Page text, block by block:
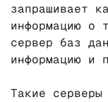
запрашивает
информацию о
сервер баз
информацию и
Такие